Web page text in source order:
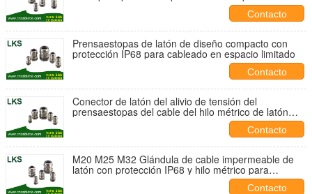
Contacto
Prensaestopas de latón de diseño compacto con
protección IP68 para cableado en espacio limitado
Contacto
Conector de latón del alivio de tensión del
prensaestopas del cable del hilo métrico de latón
IP68 para el cableado eléctrico industrial
Contacto
M20 M25 M32 Glándula de cable impermeable de
latón con protección IP68 y hilo métrico para
Contacto